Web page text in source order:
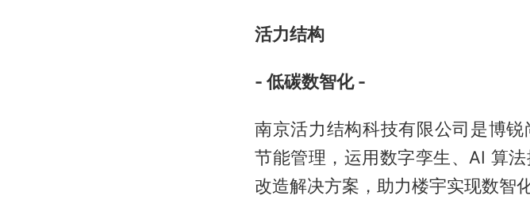
活力结构
- 低碳数智化 -
南京活力结构科技有限公司是博
节能管理，运用数字孪生、AI 算
改造解决方案，助力楼宇实现数智